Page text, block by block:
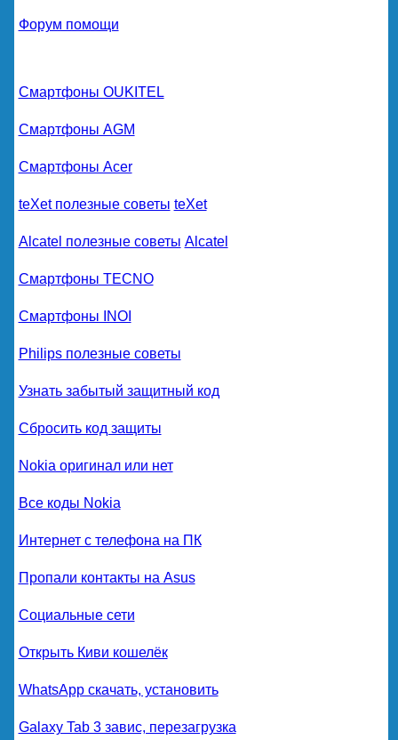
Форум помощи
Смартфоны OUKITEL
Смартфоны AGM
Смартфоны Acer
teXet полезные советы teXet
Alcatel полезные советы Alcatel
Смартфоны TECNO
Смартфоны INOI
Philips полезные советы
Узнать забытый защитный код
Сбросить код защиты
Nokia оригинал или нет
Все коды Nokia
Интернет с телефона на ПК
Пропали контакты на Asus
Социальные сети
Открыть Киви кошелёк
WhatsApp скачать, установить
Galaxy Tab 3 завис, перезагрузка